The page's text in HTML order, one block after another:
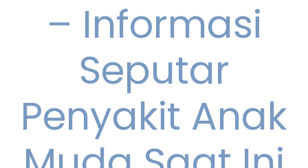
– Informasi
Seputar
Penyakit Anak